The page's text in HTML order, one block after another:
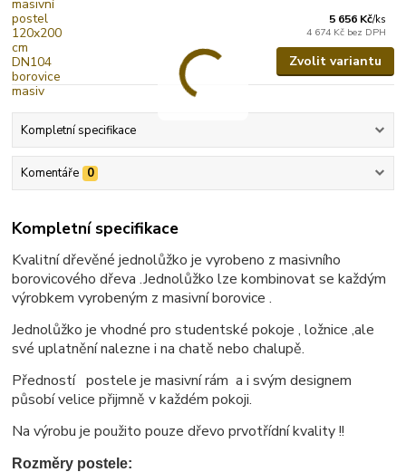
5 656 Kč/ks
4 674 Kč bez DPH
Zvolit variantu
Kompletní specifikace
Komentáře 0
Kompletní specifikace
Kvalitní dřevěné jednolůžko je vyrobeno z masivního
borovicového dřeva .Jednolůžko lze kombinovat se každým
výrobkem vyrobeným z masivní borovice .
Jednolůžko je vhodné pro studentské pokoje , ložnice ,ale
své uplatnění nalezne i na chatě nebo chalupě.
Předností postele je masivní rám a i svým designem
působí velice přijmně v každém pokoji.
Na výrobu je použito pouze dřevo prvotřídní kvality !!
Rozměry postele: